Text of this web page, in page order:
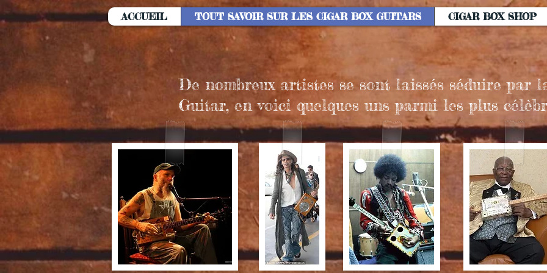
ACCUEIL TOUT SAVOIR SUR LES CIGAR BOX GUITARS CIGAR BOX SHOP
De nombreux artistes se sont laissés séduire par
Guitar, en voici quelques uns parmi les plus